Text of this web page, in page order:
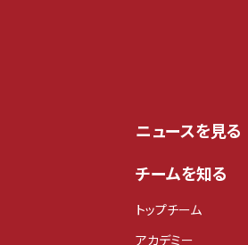
ニュースを見る
チームを知る
トップチーム
アカデミー